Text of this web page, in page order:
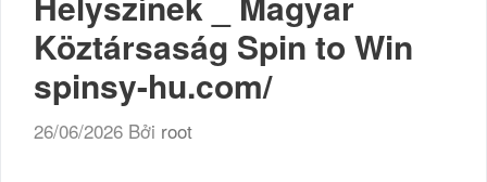
Köztársaság Spin to Win
spinsy-hu.com/
26/06/2026 Bởi root